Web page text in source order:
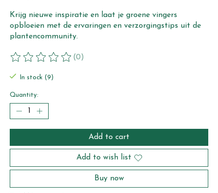
Krijg nieuwe inspiratie en laat je groene vingers
opbloeien met de ervaringen en verzorgingstips uit de
plantencommunity.
The rating of this product is
(0)
In stock (9)
Quantity:
Add to cart
Add to wish list
Buy now